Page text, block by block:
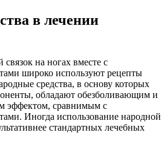
в лечении
на ногах вместе с
широко используют рецепты
средства, в основу которых
обладают обезболивающим и
эффектом, сравнимым с
Иногда использование народной
стандартных лечебных